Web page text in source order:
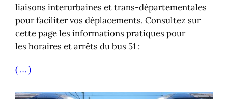
liaisons interurbaines et trans-départementales
pour faciliter vos déplacements. Consultez sur
cette page les informations pratiques pour
les horaires et arrêts du bus 51 :
( … )